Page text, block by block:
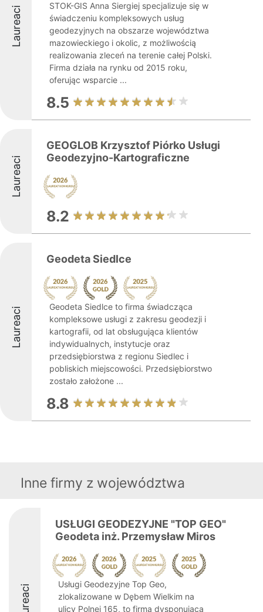
Laureaci
STOK-GIS Anna Siergiej specjalizuje się w
świadczeniu kompleksowych usług
geodezyjnych na obszarze województwa
mazowieckiego i okolic, z możliwością
realizowania zleceń na terenie całej Polski.
Firma działa na rynku od 2015 roku,
oferując wsparcie ...
8.5
Laureaci
GEOGLOB Krzysztof Piórko Usługi
Geodezyjno-Kartograficzne
8.2
Laureaci
Geodeta Siedlce
Geodeta Siedlce to firma świadcząca
kompleksowe usługi z zakresu geodezji i
kartografii, od lat obsługująca klientów
indywidualnych, instytucje oraz
przedsiębiorstwa z regionu Siedlec i
pobliskich miejscowości. Przedsiębiorstwo
zostało założone ...
8.8
Inne firmy z województwa
USŁUGI GEODEZYJNE "TOP GEO"
Geodeta inż. Przemysław Miros
Usługi Geodezyjne Top Geo,
zlokalizowane w Dębem Wielkim na
ulicy Polnej 165, to firma dysponująca